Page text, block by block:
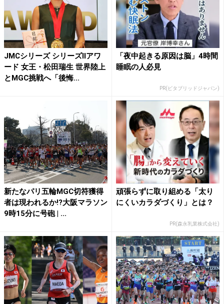
JMCシリーズ シリーズⅡアワ
ード 女王・松田瑞生 世界陸上
とMGC挑戦へ「後悔...
「夜中起きる原因は脳」4時間
睡眠の人必見
PR(ビタブリッドジャパン)
新たなパリ五輪MGC切符獲得
者は現われるか!?大阪マラソン
9時15分に号砲 | ...
頑張らずに取り組める「太り
にくいカラダづくり」とは？
PR(森永乳業株式会社)